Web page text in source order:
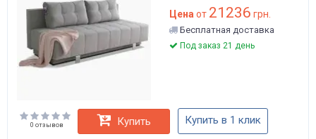
Цена от 21236 грн.
Бесплатная доставка
Под заказ 21 день
0 отзывов Купить Купить в 1 клик